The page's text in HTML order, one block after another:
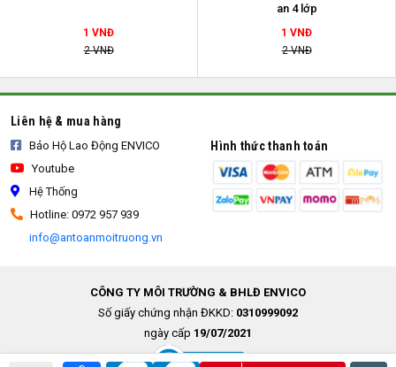
1 VNĐ
2 VNĐ
an 4 lớp
1 VNĐ
2 VNĐ
Liên hệ & mua hàng
Bảo Hộ Lao Động ENVICO
Youtube
Hệ Thống
Hotline: 0972 957 939
info@antoanmoitruong.vn
Hình thức thanh toán
CÔNG TY MÔI TRƯỜNG & BHLĐ ENVICO
Số giấy chứng nhận ĐKKD: 0310999092
ngày cấp 19/07/2021